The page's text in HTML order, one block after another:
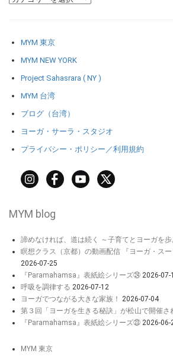
MYM 東京
MYM NEW YORK
Project Sahasrara ( NY )
MYM 台湾
ブログ（台湾）
ヨーガ・サーラ・スタジオ
プライバシー・ポリシー／利用規約
MYM blog
諦めなければ、道は続く ～子育てとヨーガを
瞑想クラス（京都）の動画配信 『ヨーガ・スー
2026-07-25
『Paramahamsa』表紙絵シリーズ㉔ 2026-07-
呼吸を調律する 2026-07-12
ヨーガでつながる大きな家族！ 2026-07-04
第３回「ヨーガを生きる秘訣」が松山で開催さ
『Paramahamsa』表紙絵シリーズ㉓ 2026-06-
MYM 東京